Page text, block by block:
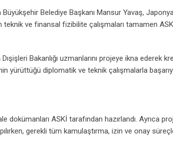
Belediye Başkanı Mansur Yavaş,
ve finansal fizibilite çalışmaları tamamen
Bakanlığı uzmanlarını projeye ikna ederek
yürüttüğü diplomatik ve teknik çalışmalarla
ASKİ tarafından hazırlandı. Ayrıca
gerekli tüm kamulaştırma, izin ve onay